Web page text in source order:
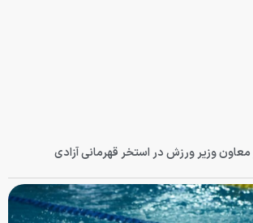
وزیر ورزش در استخر قهرمانی آزادی